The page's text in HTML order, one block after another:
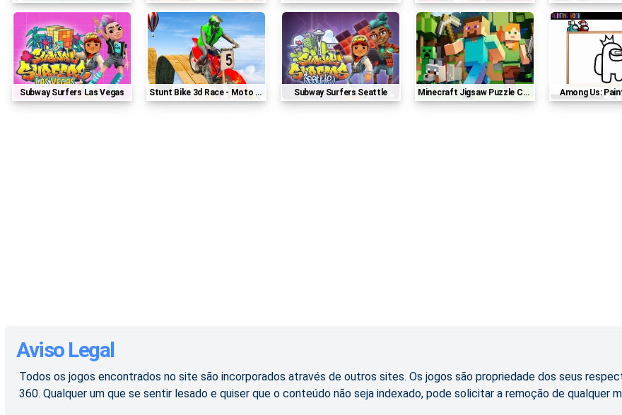
Subway Surfers Las Vegas Stunt Bike 3d Race - Moto X3m Subway Surfers Seattle Minecraft Jigsaw Puzzle Collection Among Us:
Aviso Legal
Todos os jogos encontrados no site são incorporados através de outros sites. Os jogos são propriedade dos seus
360. Qualquer um que se sentir lesado e quiser que o conteúdo não seja indexado, pode solicitar a remoção de qualquer